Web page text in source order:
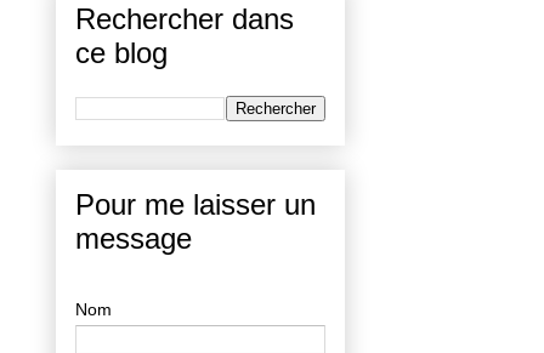
Rechercher dans
ce blog
Pour me laisser un
message
Nom